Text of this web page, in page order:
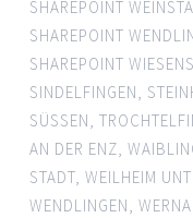
SHAREPOINT
SHAREPOINT
SHAREPOINT
SINDELFINGEN,
SÜSSEN
,
AN DER ENZ,
STADT, WEILHEIM
WENDLINGEN,